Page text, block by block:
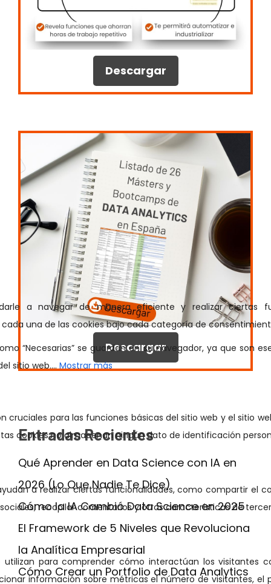
Descargar
Descargar
Entradas Recientes
Qué Aprender en Data Science con IA en
2026 (Lo Que Nadie Te Dice)
Cómo la IA Cambió Data Science en 2025
El Framework de 5 Niveles que Revoluciona
la Analítica Empresarial
Cómo Crear un Portfolio de Data Analytics